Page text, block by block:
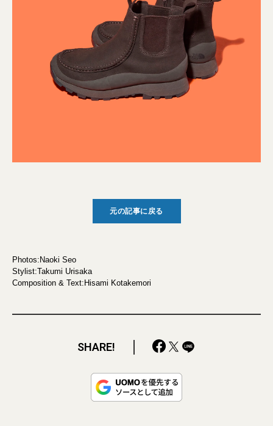
元の記事に戻る
Photos:Naoki Seo
Stylist:Takumi Urisaka
Composition & Text:Hisami Kotakemori
SHARE!